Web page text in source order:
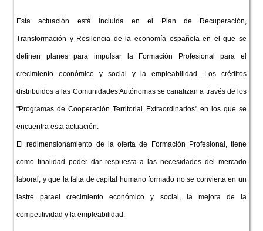
Esta actuación está incluida en el Plan de Recuperación,
Transformación y Resilencia de la economía española en el que se
definen planes para impulsar la Formación Profesional para el
crecimiento económico y social y la empleabilidad. Los créditos
distribuidos a las Comunidades Autónomas se canalizan a través de los
"Programas de Cooperación Territorial Extraordinarios" en los que se
encuentra esta actuación.
El redimensionamiento de la oferta de Formación Profesional, tiene
como finalidad poder dar respuesta a las necesidades del mercado
laboral, y que la falta de capital humano formado no se convierta en un
lastre parael crecimiento económico y social, la mejora de la
competitividad y la empleabilidad.